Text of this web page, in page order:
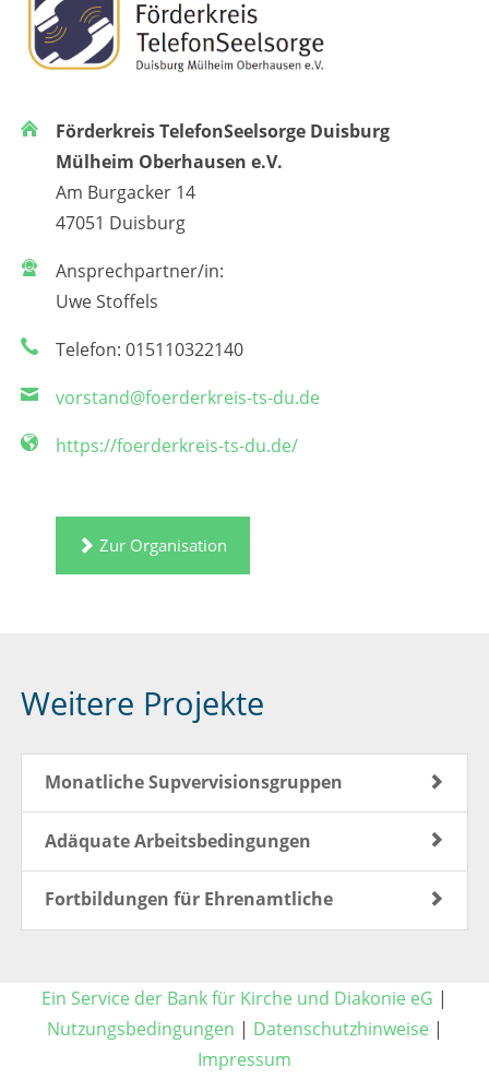
Förderkreis TelefonSeelsorge Duisburg
Mülheim Oberhausen e.V.
Am Burgacker 14
47051 Duisburg
Ansprechpartner/in:
Uwe Stoffels
Telefon: 015110322140
vorstand@foerderkreis-ts-du.de
https://foerderkreis-ts-du.de/
Zur Organisation
Weitere Projekte
Monatliche Supvervisionsgruppen
Adäquate Arbeitsbedingungen
Fortbildungen für Ehrenamtliche
Ein Service der Bank für Kirche und Diakonie eG |
Nutzungsbedingungen | Datenschutzhinweise |
Impressum